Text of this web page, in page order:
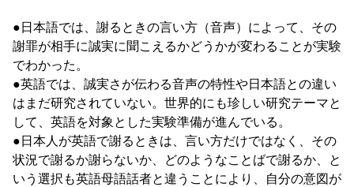
●日本語では、謝るときの言い方（音声）によって、その
謝罪が相手に誠実に聞こえるかどうかが変わることが実験
でわかった。
●英語では、誠実さが伝わる音声の特性や日本語との違い
はまだ研究されていない。世界的にも珍しい研究テーマと
して、英語を対象とした実験準備が進んでいる。
●日本人が英語で謝るときは、言い方だけではなく、その
状況で謝るか謝らないか、どのようなことばで謝るか、と
いう選択も英語母語話者と違うことにより、自分の意図が